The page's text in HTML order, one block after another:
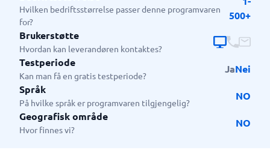
Hvilken bedriftsstørrelse passer denne programvaren
for?
500+
Brukerstøtte
Hvordan kan leverandøren kontaktes?
Testperiode
Kan man få en gratis testperiode?
JaNei
Språk
På hvilke språk er programvaren tilgjengelig?
NO
Geografisk område
Hvor finnes vi?
NO